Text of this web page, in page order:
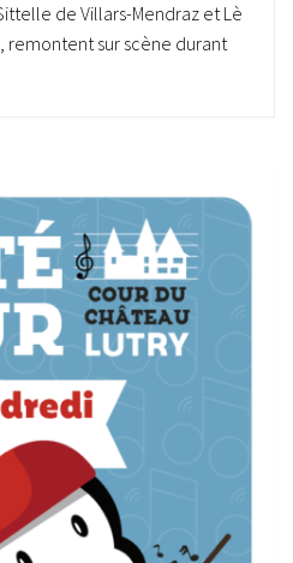
de Villars-Mendraz et Lè
remontent sur scène durant